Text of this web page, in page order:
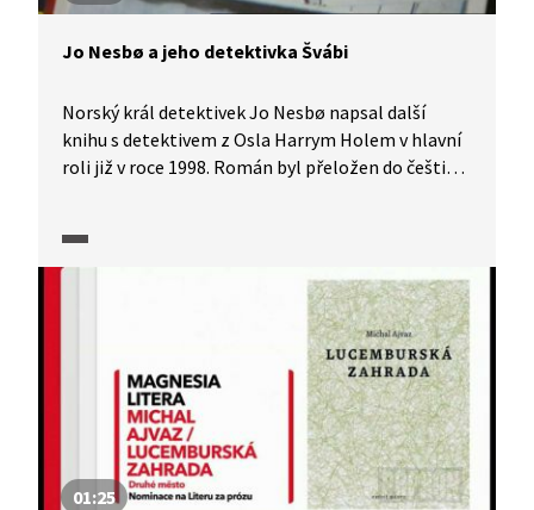
Jo Nesbø a jeho detektivka Švábi
Norský král detektivek Jo Nesbø napsal další
knihu s detektivem z Osla Harrym Holem v hlavní
roli již v roce 1998. Román byl přeložen do češtiny
za zdmi se cosi hemží a šramotí...
01:25